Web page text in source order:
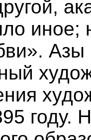
иное;
Азы
году.